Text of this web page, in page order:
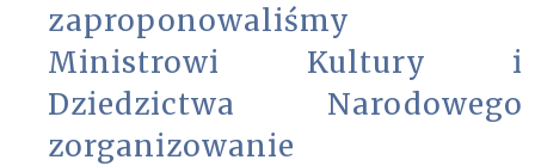
zaproponowaliśmy
Ministrowi Kultury i
Dziedzictwa Narodowego
zorganizowanie